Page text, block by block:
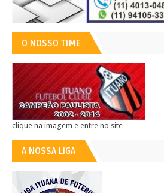
O NOSSO TIME
clique na imagem e entre no site
A NOSSA LIGA